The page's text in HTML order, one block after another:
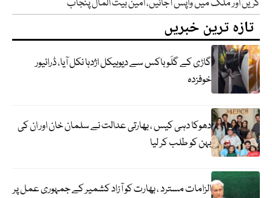
کریں اور ملک میں واپس آجائیں، امین بیت المال پنجاب
تازہ ترین خبریں
گاڑی کے گلَو باکس سے دیوہیکل اژدہا نکل آیا، ڈرائیور
خوفزدہ
دھوکا دہی کیس ، بھارتی عدالت نے سلمان خان اور ان کی
بہن کو طلب کر لیا
الزامات مسترد ، بھارت کو آزاد کشمیر کے جمہوری عمل پر